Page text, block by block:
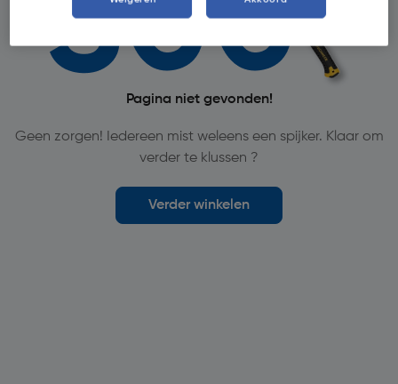
Pagina niet gevonden!
Geen zorgen! Iedereen mist weleens een spijker. Klaar om
verder te klussen ?
Verder winkelen